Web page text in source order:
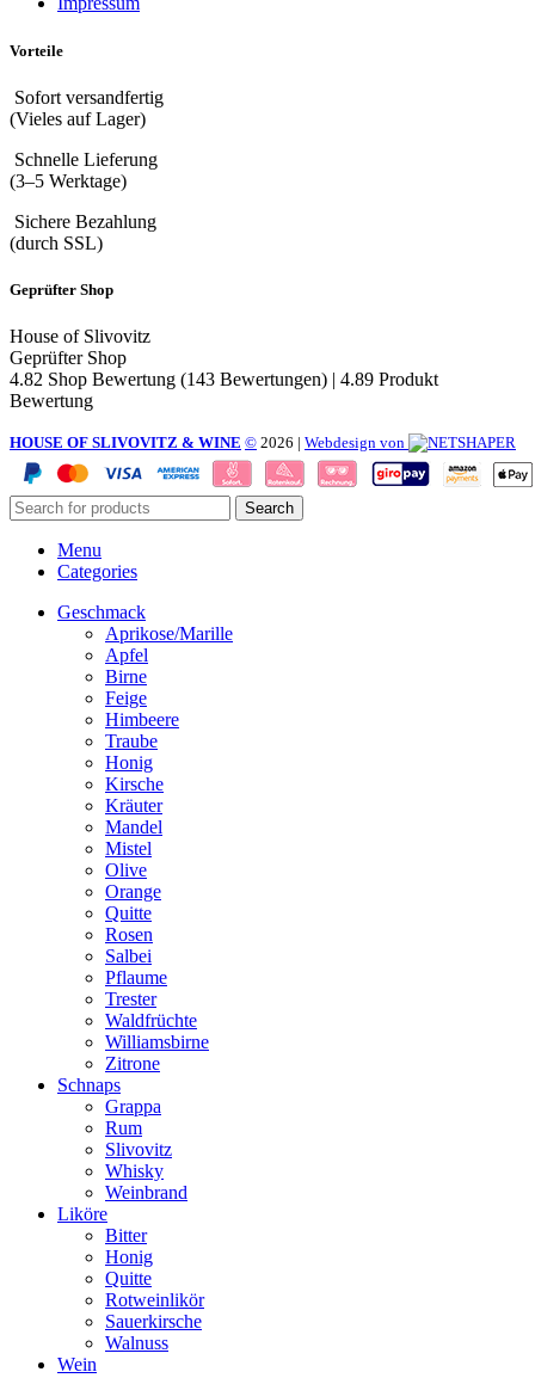
Vorteile
Sofort versandfertig
(Vieles auf Lager)
Schnelle Lieferung
(3–5 Werktage)
Sichere Bezahlung
(durch SSL)
Geprüfter Shop
House of Slivovitz
Geprüfter Shop
4.82 Shop Bewertung (143 Bewertungen) | 4.89 Produkt
Bewertung
HOUSE OF SLIVOVITZ & WINE © 2026 | Webdesign von
Search
Menu
Categories
Geschmack
Aprikose/Marille
Apfel
Birne
Feige
Himbeere
Traube
Honig
Kirsche
Kräuter
Mandel
Mistel
Olive
Orange
Quitte
Rosen
Salbei
Pflaume
Trester
Waldfrüchte
Williamsbirne
Zitrone
Schnaps
Grappa
Rum
Slivovitz
Whisky
Weinbrand
Liköre
Bitter
Honig
Quitte
Rotweinlikör
Sauerkirsche
Walnuss
Wein